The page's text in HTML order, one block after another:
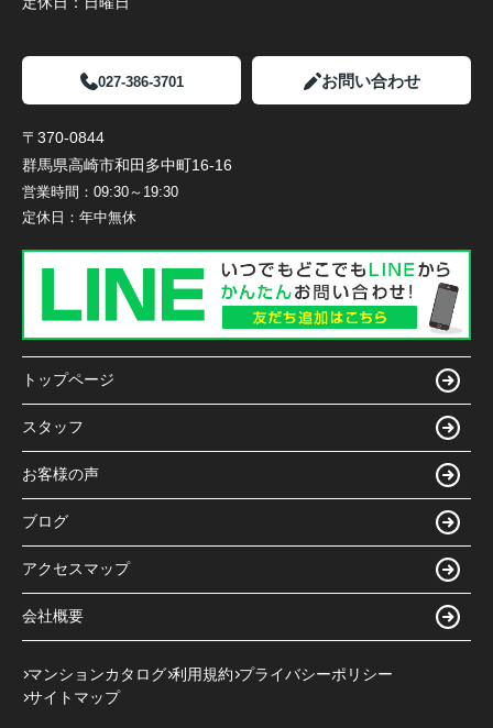
027-386-3701 お問い合わせ
〒370-0844
群馬県高崎市和田多中町16-16
営業時間： 09:30～19:30
定休日： 年中無休
トップページ
スタッフ
お客様の声
ブログ
アクセスマップ
会社概要
マンションカタログ 利用規約 プライバシーポリシー
サイトマップ